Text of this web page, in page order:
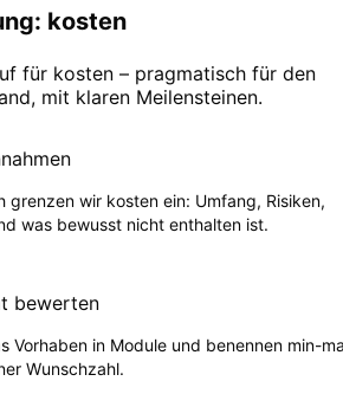
kosten
für kosten – pragmatisch für den
mit klaren Meilensteinen.
grenzen wir kosten ein: Umfang, Risiken,
was bewusst nicht enthalten ist.
bewerten
Vorhaben in Module und benennen min-
Wunschzahl.